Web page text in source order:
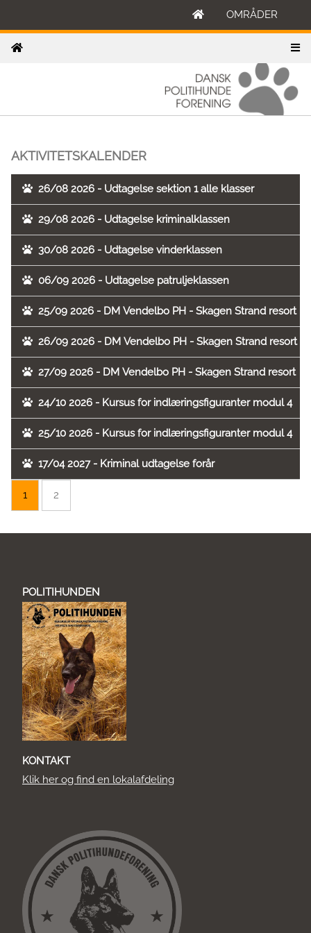
OMRÅDER
AKTIVITETSKALENDER
26/08 2026 - Udtagelse sektion 1 alle klasser
29/08 2026 - Udtagelse kriminalklassen
30/08 2026 - Udtagelse vinderklassen
06/09 2026 - Udtagelse patruljeklassen
25/09 2026 - DM Vendelbo PH - Skagen Strand resort
26/09 2026 - DM Vendelbo PH - Skagen Strand resort
27/09 2026 - DM Vendelbo PH - Skagen Strand resort
24/10 2026 - Kursus for indlæringsfiguranter modul 4
25/10 2026 - Kursus for indlæringsfiguranter modul 4
17/04 2027 - Kriminal udtagelse forår
1 2
POLITIHUNDEN
KONTAKT
Klik her og find en lokalafdeling